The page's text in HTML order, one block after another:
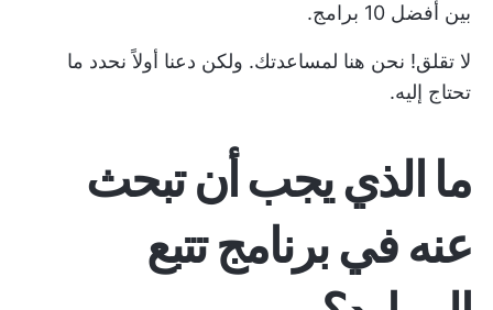
بين أفضل 10 برامج.
لا تقلق! نحن هنا لمساعدتك. ولكن دعنا أولاً نحدد ما
تحتاج إليه.
ما الذي يجب أن تبحث
عنه في برنامج تتبع